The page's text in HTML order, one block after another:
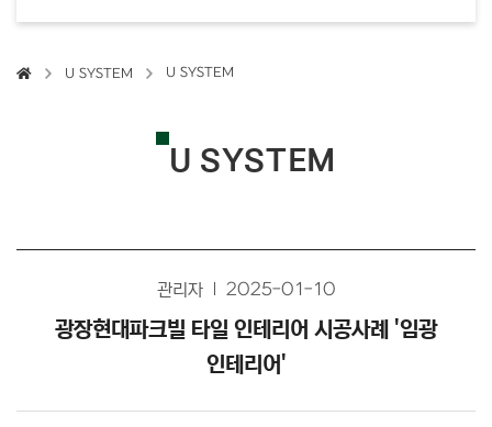
U SYSTEM U SYSTEM
U SYSTEM
관리자 2025-01-10
광장현대파크빌 타일 인테리어 시공사례 '임광
인테리어'